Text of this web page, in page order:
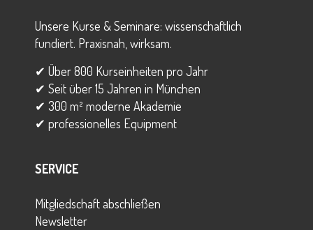
Unsere Kurse & Seminare: wissenschaftlich
fundiert. Praxisnah, wirksam.
✔ Über 800 Kurseinheiten pro Jahr
✔ Seit über 15 Jahren in München
✔ 300 m² moderne Akademie
✔ professionelles Equipment
SERVICE
Mitgliedschaft abschließen
Newsletter